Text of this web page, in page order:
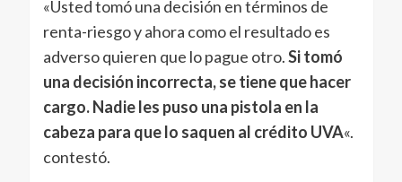
«Usted tomó una decisión en términos de
renta-riesgo y ahora como el resultado es
adverso quieren que lo pague otro.Si tomó
una decisión incorrecta, se tiene que hacer
cargo. Nadie les puso una pistola en la
cabeza para que lo saquen al crédito UVA«.
contestó.